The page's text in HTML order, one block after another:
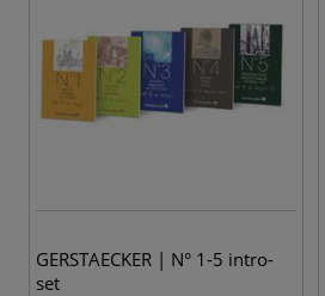
GERSTAECKER | N° 1-5 intro-
set